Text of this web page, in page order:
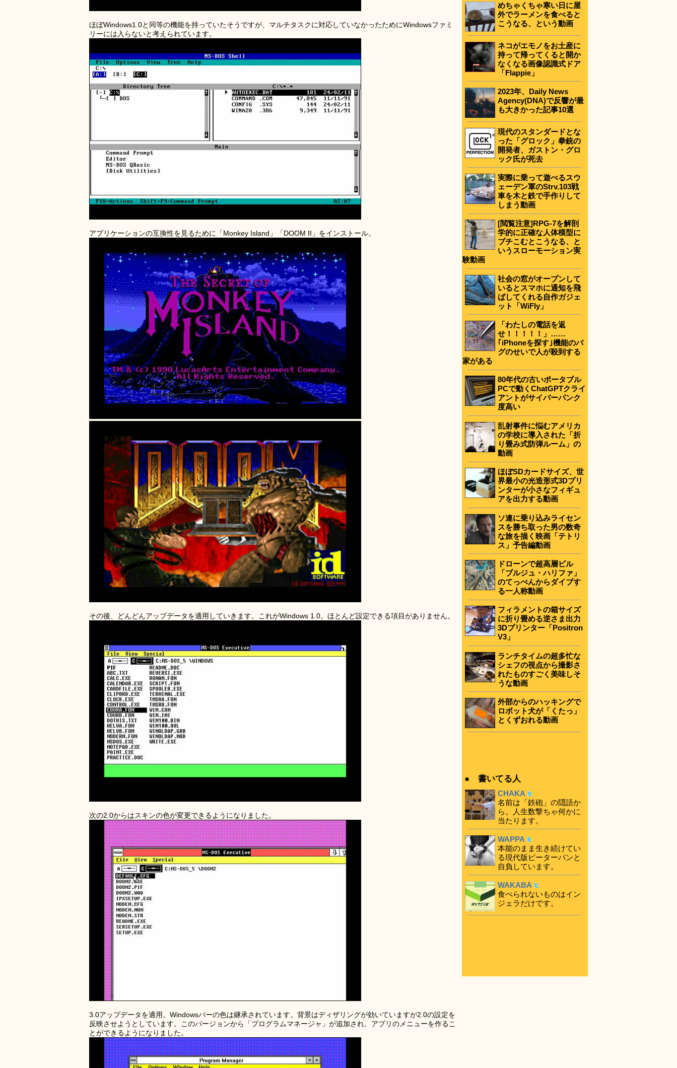
ほぼWindows1.0と同等の機能を持っていたそうですが、マルチタスクに対応していなかったためにWindowsファミ
リーには入らないと考えられています。
アプリケーションの互換性を見るために「Monkey Island」「DOOM II」をインストール。
その後、どんどんアップデータを適用していきます。これがWindows 1.0。ほとんど設定できる項目がありません。
次の2.0からはスキンの色が変更できるようになりました。
3.0アップデータを適用。Windowsバーの色は継承されています。背景はディザリングが効いていますが2.0の設定を
反映させようとしています。このバージョンから「プログラムマネージャ」が追加され、アプリのメニューを作るこ
とができるようになりました。
めちゃくちゃ寒い日に屋
外でラーメンを食べると
こうなる、という動画
ネコがエモノをお土産に
持って帰ってくると開か
なくなる画像認識式ドア
「Flappie」
2023年、Daily News
Agency(DNA)で反響が最
も大きかった記事10選
現代のスタンダードとな
った「グロック」拳銃の
開発者、ガストン・グロ
ック氏が死去
実際に乗って遊べるスウ
ェーデン軍のStrv.103戦
車を木と鉄で手作りして
しまう動画
[閲覧注意]RPG-7を解剖
学的に正確な人体模型に
ブチこむとこうなる、と
いうスローモーション実
験動画
社会の窓がオープンして
いるとスマホに通知を飛
ばしてくれる自作ガジェ
ット「WiFly」
「わたしの電話を返
せ！！！！！」……
｢iPhoneを探す｣機能のバ
グのせいで人が殺到する
家がある
80年代の古いポータブル
PCで動くChatGPTクライ
アントがサイバーパンク
度高い
乱射事件に悩むアメリカ
の学校に導入された「折
り畳み式防弾ルーム」の
動画
ほぼSDカードサイズ、世
界最小の光造形式3Dプリ
ンターが小さなフィギュ
アを出力する動画
ソ連に乗り込みライセン
スを勝ち取った男の数奇
な旅を描く映画「テトリ
ス」予告編動画
ドローンで超高層ビル
「ブルジュ・ハリファ」
のてっぺんからダイブす
る一人称動画
フィラメントの箱サイズ
に折り畳める逆さま出力
3Dプリンター「Positron
V3」
ランチタイムの超多忙な
シェフの視点から撮影さ
れたものすごく美味しそ
うな動画
外部からのハッキングで
ロボット犬が「くたっ」
とくずおれる動画
● 書いてる人
CHAKA
名前は「鉄砲」の隠語か
ら。人生数撃ちゃ何かに
当たります。
WAPPA
本能のまま生き続けてい
る現代版ピーターパンと
自負しています。
WAKABA
食べられないものはイン
ジェラだけです。